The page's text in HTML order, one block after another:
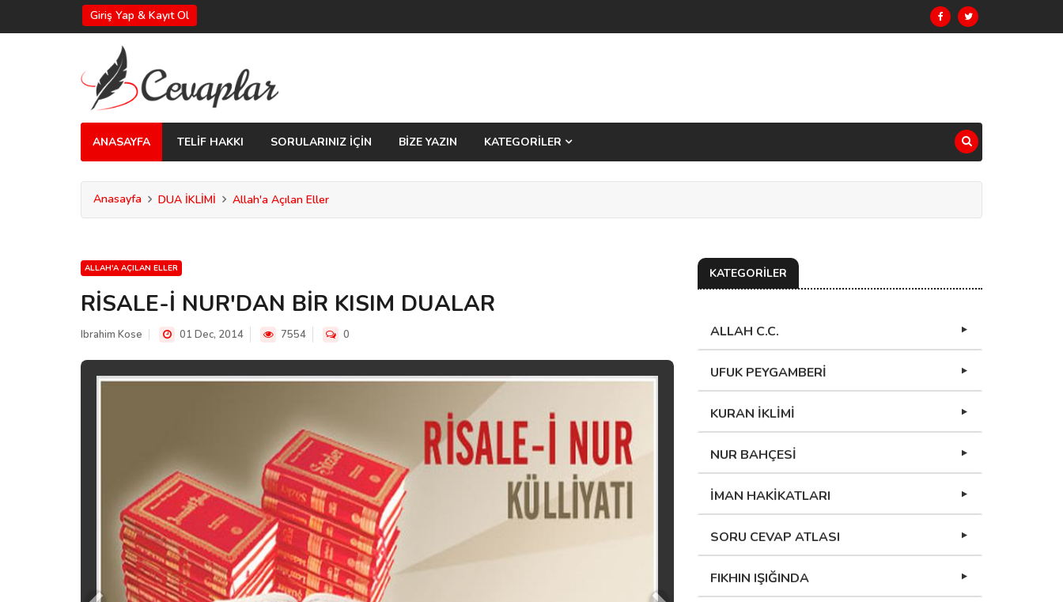
Giriş Yap & Kayıt Ol
ANASAYFA TELİF HAKKI SORULARINIZ İÇİN BİZE YAZIN KATEGORİLER
Anasayfa DUA İKLİMİ Allah'a Açılan Eller
ALLAH'A AÇILAN ELLER
RİSALE-İ NUR'DAN BİR KISIM DUALAR
Ibrahim Kose 01 Dec, 2014 7554 0
KATEGORİLER
ALLAH C.C.
UFUK PEYGAMBERİ
KURAN İKLİMİ
NUR BAHÇESİ
İMAN HAKİKATLARI
SORU CEVAP ATLASI
FIKHIN IŞIĞINDA